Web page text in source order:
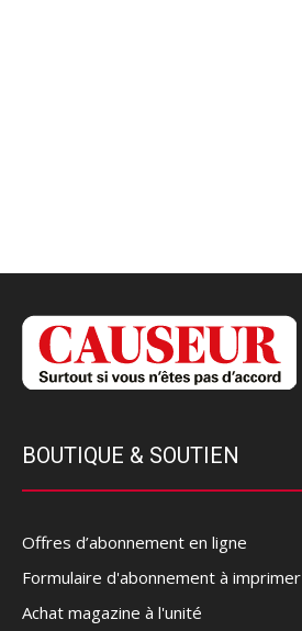
BOUTIQUE & SOUTIEN
Offres d’abonnement en ligne
Formulaire d'abonnement à imprimer
Achat magazine à l'unité